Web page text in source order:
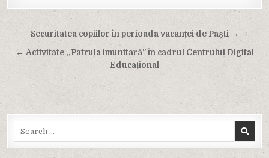
Navigare
în
articole
Securitatea copiilor în perioada vacanței de Paști →
← Activitate ,,Patrula imunitară” în cadrul Centrului Digital
Educațional